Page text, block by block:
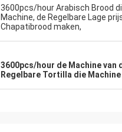
3600pcs/hour Arabisch Brood
Machine, de Regelbare Lage
Chapatibrood maken,
3600pcs/hour de Machine
Regelbare Tortilla die Machine